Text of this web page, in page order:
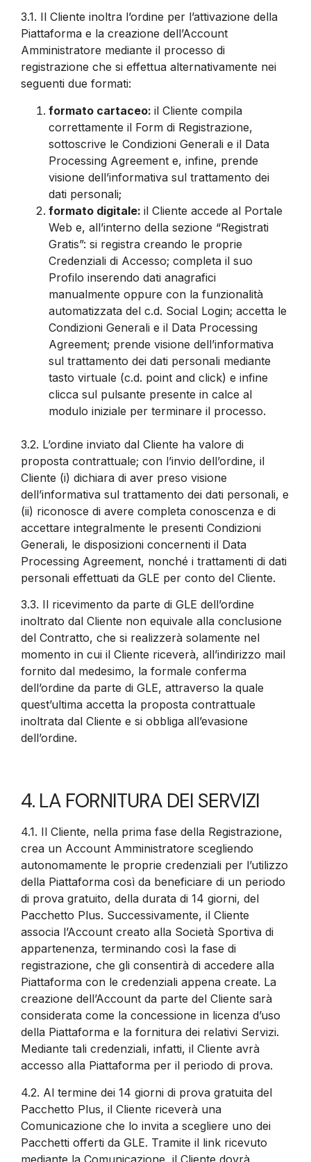
3.1. Il Cliente inoltra l’ordine per l’attivazione della
Piattaforma e la creazione dell’Account
Amministratore mediante il processo di
registrazione che si effettua alternativamente nei
seguenti due formati:
formato cartaceo: il Cliente compila
correttamente il Form di Registrazione,
sottoscrive le Condizioni Generali e il Data
Processing Agreement e, infine, prende
visione dell’informativa sul trattamento dei
dati personali;
formato digitale: il Cliente accede al Portale
Web e, all’interno della sezione “Registrati
Gratis”: si registra creando le proprie
Credenziali di Accesso; completa il suo
Profilo inserendo dati anagrafici
manualmente oppure con la funzionalità
automatizzata del c.d. Social Login; accetta le
Condizioni Generali e il Data Processing
Agreement; prende visione dell’informativa
sul trattamento dei dati personali mediante
tasto virtuale (c.d. point and click) e infine
clicca sul pulsante presente in calce al
modulo iniziale per terminare il processo.
3.2. L’ordine inviato dal Cliente ha valore di
proposta contrattuale; con l’invio dell’ordine, il
Cliente (i) dichiara di aver preso visione
dell’informativa sul trattamento dei dati personali, e
(ii) riconosce di avere completa conoscenza e di
accettare integralmente le presenti Condizioni
Generali, le disposizioni concernenti il Data
Processing Agreement, nonché i trattamenti di dati
personali effettuati da GLE per conto del Cliente.
3.3. Il ricevimento da parte di GLE dell’ordine
inoltrato dal Cliente non equivale alla conclusione
del Contratto, che si realizzerà solamente nel
momento in cui il Cliente riceverà, all’indirizzo mail
fornito dal medesimo, la formale conferma
dell’ordine da parte di GLE, attraverso la quale
quest’ultima accetta la proposta contrattuale
inoltrata dal Cliente e si obbliga all’evasione
dell’ordine.
4. LA FORNITURA DEI SERVIZI
4.1. Il Cliente, nella prima fase della Registrazione,
crea un Account Amministratore scegliendo
autonomamente le proprie credenziali per l’utilizzo
della Piattaforma così da beneficiare di un periodo
di prova gratuito, della durata di 14 giorni, del
Pacchetto Plus. Successivamente, il Cliente
associa l’Account creato alla Società Sportiva di
appartenenza, terminando così la fase di
registrazione, che gli consentirà di accedere alla
Piattaforma con le credenziali appena create. La
creazione dell’Account da parte del Cliente sarà
considerata come la concessione in licenza d’uso
della Piattaforma e la fornitura dei relativi Servizi.
Mediante tali credenziali, infatti, il Cliente avrà
accesso alla Piattaforma per il periodo di prova.
4.2. Al termine dei 14 giorni di prova gratuita del
Pacchetto Plus, il Cliente riceverà una
Comunicazione che lo invita a scegliere uno dei
Pacchetti offerti da GLE. Tramite il link ricevuto
mediante la Comunicazione, il Cliente dovrà